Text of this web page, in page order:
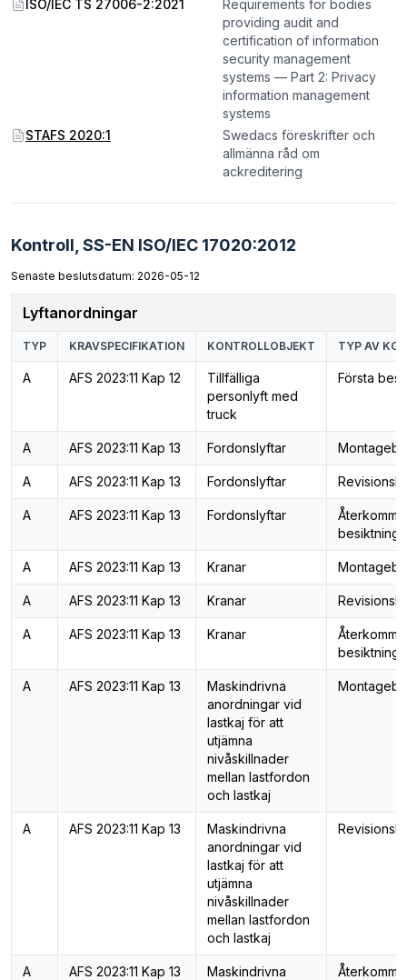
ISO/IEC TS 27006-2:2021
Requirements for bodies
providing audit and
certification of information
security management
systems — Part 2: Privacy
information management
systems
STAFS 2020:1
Swedacs föreskrifter och
allmänna råd om
ackreditering
Kontroll, SS-EN ISO/IEC 17020:2012
Senaste beslutsdatum: 2026-05-12
Lyftanordningar
TYP KRAVSPECIFIKATION KONTROLLOBJEKT TYP AV
A AFS 2023:11 Kap 12
Tillfälliga
personlyft med
truck
Första
A AFS 2023:11 Kap 13 Fordonslyftar
A AFS 2023:11 Kap 13 Fordonslyftar
A AFS 2023:11 Kap 13 Fordonslyftar
besiktning
A AFS 2023:11 Kap 13 Kranar
A AFS 2023:11 Kap 13 Kranar
A AFS 2023:11 Kap 13 Kranar
besiktning
A AFS 2023:11 Kap 13
Maskindrivna
anordningar vid
lastkaj för att
utjämna
nivåskillnader
mellan lastfordon
och lastkaj
A AFS 2023:11 Kap 13
Maskindrivna
anordningar vid
lastkaj för att
utjämna
nivåskillnader
mellan lastfordon
och lastkaj
A AFS 2023:11 Kap 13
Maskindrivna